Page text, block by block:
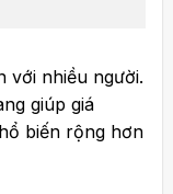
với nhiều người.
giúp giá
biến rộng hơn